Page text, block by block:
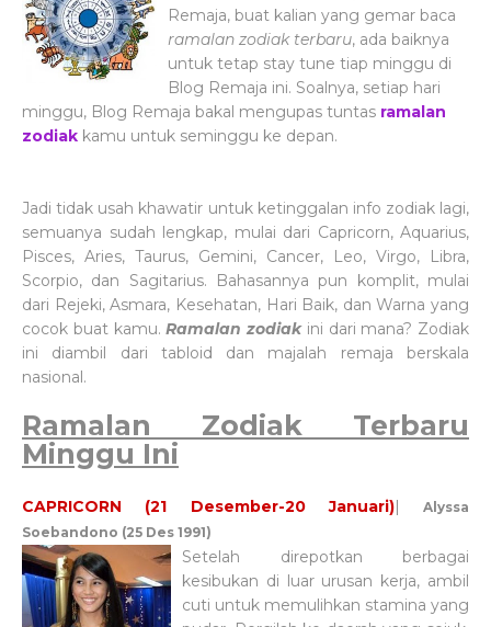
Remaja, buat kalian yang gemar baca
ramalan zodiak terbaru, ada baiknya
untuk tetap stay tune tiap minggu di
Blog Remaja ini. Soalnya, setiap hari
minggu, Blog Remaja bakal mengupas tuntas ramalan
zodiak kamu untuk seminggu ke depan.
Jadi tidak usah khawatir untuk ketinggalan info zodiak lagi,
semuanya sudah lengkap, mulai dari Capricorn, Aquarius,
Pisces, Aries, Taurus, Gemini, Cancer, Leo, Virgo, Libra,
Scorpio, dan Sagitarius. Bahasannya pun komplit, mulai
dari Rejeki, Asmara, Kesehatan, Hari Baik, dan Warna yang
cocok buat kamu.Ramalan zodiakini dari mana? Zodiak
ini diambil dari tabloid dan majalah remaja berskala
nasional.
Ramalan Zodiak Terbaru
Minggu Ini
CAPRICORN (21 Desember-20 Januari)| Alyssa
Soebandono (25 Des 1991)
Setelah direpotkan berbagai
kesibukan di luar urusan kerja, ambil
cuti untuk memulihkan stamina yang